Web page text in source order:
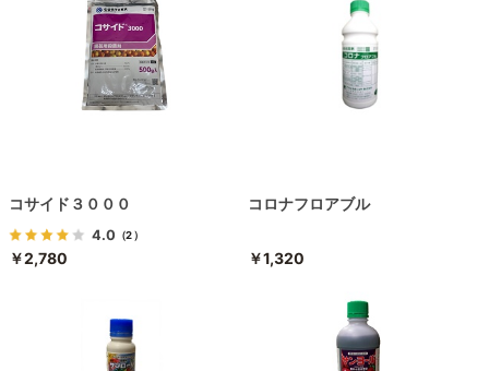
コサイド３０００
4.0 （2）
￥2,780
コロナフロアブル
￥1,320